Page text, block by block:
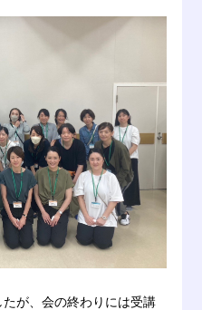
が、会の終わりには受講